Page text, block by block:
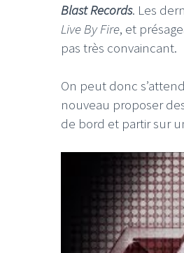
Blast Records. Les
Live By Fire, et
pas très convaincant.
On peut donc
nouveau proposer
de bord et partir sur